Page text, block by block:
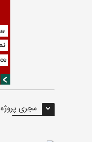
مجری پروژه